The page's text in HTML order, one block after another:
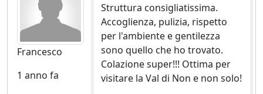
Francesco
1 anno fa
Struttura consigliatissima.
Accoglienza, pulizia, rispetto
per l'ambiente e gentilezza
sono quello che ho trovato.
Colazione super!!! Ottima per
visitare la Val di Non e non solo!